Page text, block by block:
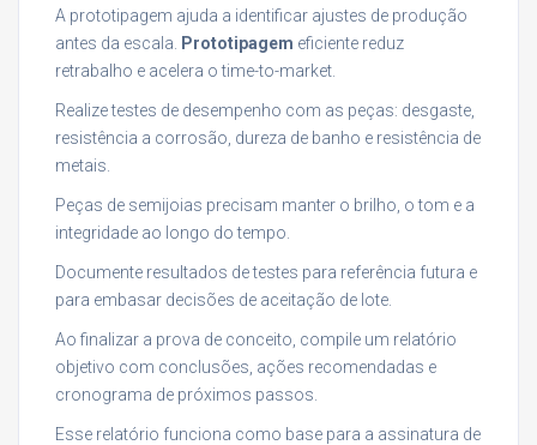
A prototipagem ajuda a identificar ajustes de produção
antes da escala.
Prototipagem eficiente reduz
retrabalho e acelera o time-to-market.
Realize testes de desempenho com as peças: desgaste,
resistência a corrosão, dureza de banho e resistência de
metais.
Peças de semijoias precisam manter o brilho, o tom e a
integridade ao longo do tempo.
Documente resultados de testes para referência futura e
para embasar decisões de aceitação de lote.
Ao finalizar a prova de conceito, compile um relatório
objetivo com conclusões, ações recomendadas e
cronograma de próximos passos.
Esse relatório funciona como base para a assinatura de